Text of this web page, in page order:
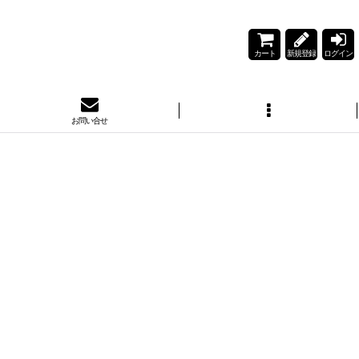
カート 新規登録 ログイン
お問い合せ